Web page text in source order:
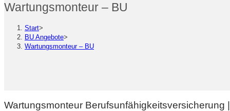
Wartungsmonteur – BU
Start>
BU Angebote>
Wartungsmonteur – BU
Wartungsmonteur Berufsunfähigkeitsversicherung